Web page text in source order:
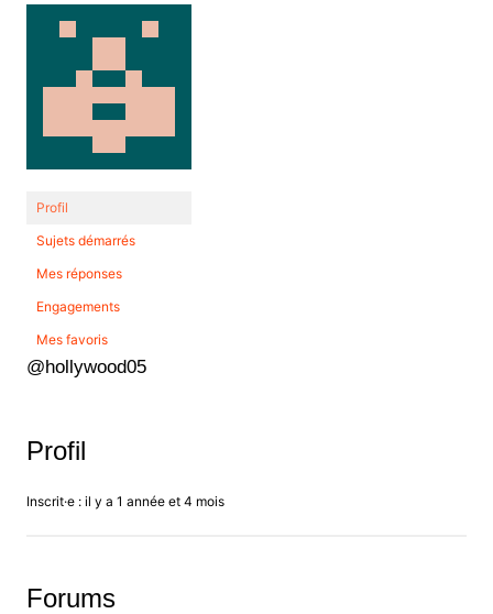
Profil
Sujets démarrés
Mes réponses
Engagements
Mes favoris
@hollywood05
Profil
Inscrit·e : il y a 1 année et 4 mois
Forums